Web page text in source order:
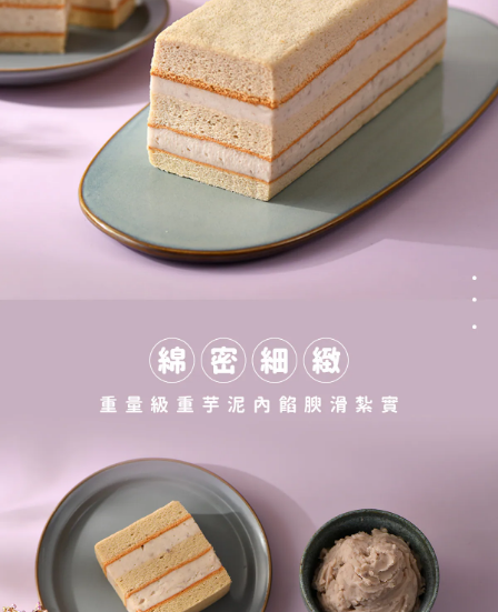
【注意事項】
１．透過由恩沛科技股份有限公司提供之「AFTEE先享後付」服務完成之交
易，需依本服務之必要範圍內提供個人資料，並將交易相關給付款項請求債
權轉讓予恩沛科技股份有限公司。
２．關於個人資料處理事宜，請瀏覽以下網址：
https://aftee.tw/terms/#terms3
３．未成年的使用者請事先徵得法定代理人或監護人之同意方可使用
「AFTEE先享後付」，若未經同意申辦者引起之損失，本公司不負相關責
４．使用「AFTEE先享後付」時，將依據個別帳號之用戶狀況，依本公司即
時審查核予不同之上限額度；若仍有額度不足之情形，本公司將視審查結果
請求用戶進行身份認證。
５．嚴禁一人註冊多個帳號或使用他人資訊註冊。若發現惡意使用之情形，
恩沛科技股份有限公司將有權停止該用戶之使用額度並採取法律行動。